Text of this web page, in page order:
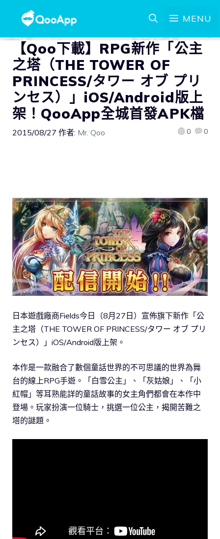
MENU
【Qoo下載】RPG新作「公主
之塔（THE TOWER OF
PRINCESS/タワー オブ プリ
ンセス）」iOS/Android版上
架！QooApp全城首發APK檔
2015/08/27 作者: Mr. Qoo 0 0
日本遊戲廠商Fields今日（8月27日）宣佈旗下新作「公
主之塔（THE TOWER OF PRINCESS/タワー オブ プリ
ンセス）」iOS/Android版上架。
本作是一款融合了數個童話世界的不可思議的世界為舞
台的線上RPG手遊。「白雪公主」、「灰姑娘」、「小
紅帽」等耳熟能詳的童話故事的女主角們都會在本作中
登場。玩家扮演一位騎士，挑選一位公主，揭開苦難之
塔的謎題。